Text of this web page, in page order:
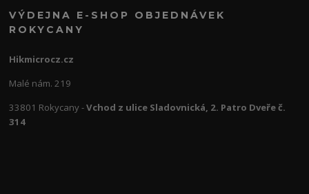
VÝDEJNA E-SHOP OBJEDNÁVEK
ROKYCANY
Hikmicrocz.cz
Malé nám. 219
33801 Rokycany -Vchod z ulice Sladovnická, 2. Patro Dveře č.
314